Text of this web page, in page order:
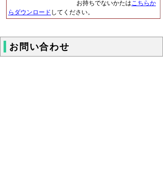
お持ちでないかたはこちらか
らダウンロード してください。
お問い合わせ